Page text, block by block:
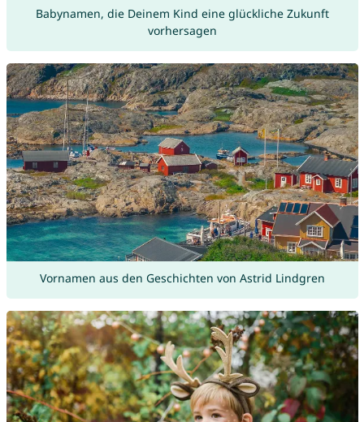
Babynamen, die Deinem Kind eine glückliche Zukunft
vorhersagen
Vornamen aus den Geschichten von Astrid Lindgren